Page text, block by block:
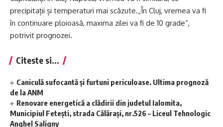
precipitații și temperaturi mai scăzute.„În Cluj, vremea va fi
în continuare ploioasă, maxima zilei va fi de 10 grade”,
potrivit prognozei.
Citeste si...
Caniculă sufocantă și furtuni periculoase. Ultima prognoză
de la ANM
Renovare energetică a clădirii din judetul Ialomita,
Municipiul Fetești, strada Călărași, nr.526 – Liceul Tehnologic
Anghel Saligny